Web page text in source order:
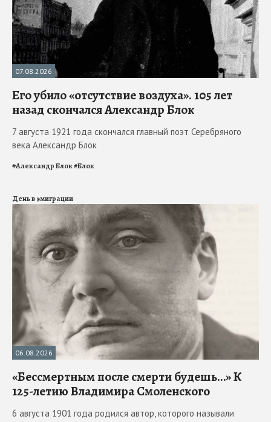
07.08.2026
Его убило «отсутствие воздуха». 105 лет
назад скончался Александр Блок
7 августа 1921 года скончался главный поэт Серебряного
века Александр Блок
#Александр Блок#Блок
День в эмиграции
06.08.2026
«Бессмертным после смерти будешь…» К
125-летию Владимира Смоленского
6 августа 1901 года родился автор, которого называли